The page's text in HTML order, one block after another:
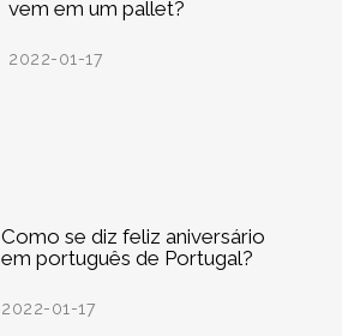
vem em um pallet?
2022-01-17
Como se diz feliz aniversário
em português de Portugal?
2022-01-17